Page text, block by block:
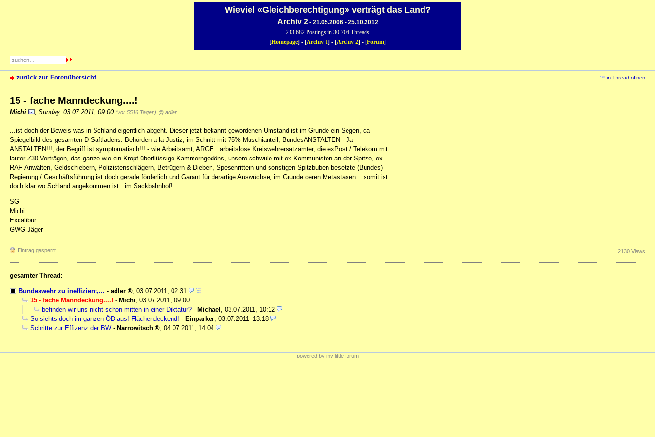
Wieviel «Gleichberechtigung» verträgt das Land?
Archiv 2- 21.05.2006 - 25.10.2012
233.682 Postings in 30.704 Threads
[Homepage] - [Archiv 1] - [Archiv 2] - [Forum]
-
zurück zur Forenübersicht in Thread öffnen
15 - fache Manndeckung....!
Michi Sunday, 03.07.2011, 09:00 (vor 5516 Tagen) @ adler
...ist doch der Beweis was in Schland eigentlich abgeht. Dieser jetzt bekannt gewordenen Umstand ist im Grunde ein Segen, da
Spiegelbild des gesamten D-Saftladens. Behörden a la Justiz, im Schnitt mit 75% Muschianteil, BundesANSTALTEN - Ja
ANSTALTEN!!!, der Begriff ist symptomatisch!!! - wie Arbeitsamt, ARGE...arbeitslose Kreiswehrersatzämter, die exPost / Telekom mit
lauter Z30-Verträgen, das ganze wie ein Kropf überflüssige Kammerngedöns, unsere schwule mit ex-Kommunisten an der Spitze, ex-
RAF-Anwälten, Geldschiebern, Polizistenschlägern, Betrügern & Dieben, Spesenrittern und sonstigen Spitzbuben besetzte (Bundes)
Regierung / Geschäftsführung ist doch gerade förderlich und Garant für derartige Auswüchse, im Grunde deren Metastasen ...somit ist
doch klar wo Schland angekommen ist...im Sackbahnhof!
SG
Michi
Excalibur
GWG-Jäger
Eintrag gesperrt 2130 Views
gesamter Thread:
Bundeswehr zu ineffizient,... - adler , 03.07.2011, 02:31
15 - fache Manndeckung....! - Michi, 03.07.2011, 09:00
befinden wir uns nicht schon mitten in einer Diktatur? - Michael , 03.07.2011, 10:12
So siehts doch im ganzen ÖD aus! Flächendeckend! - Einparker, 03.07.2011, 13:18
Schritte zur Effizenz der BW - Narrowitsch , 04.07.2011, 14:04
powered by my little forum